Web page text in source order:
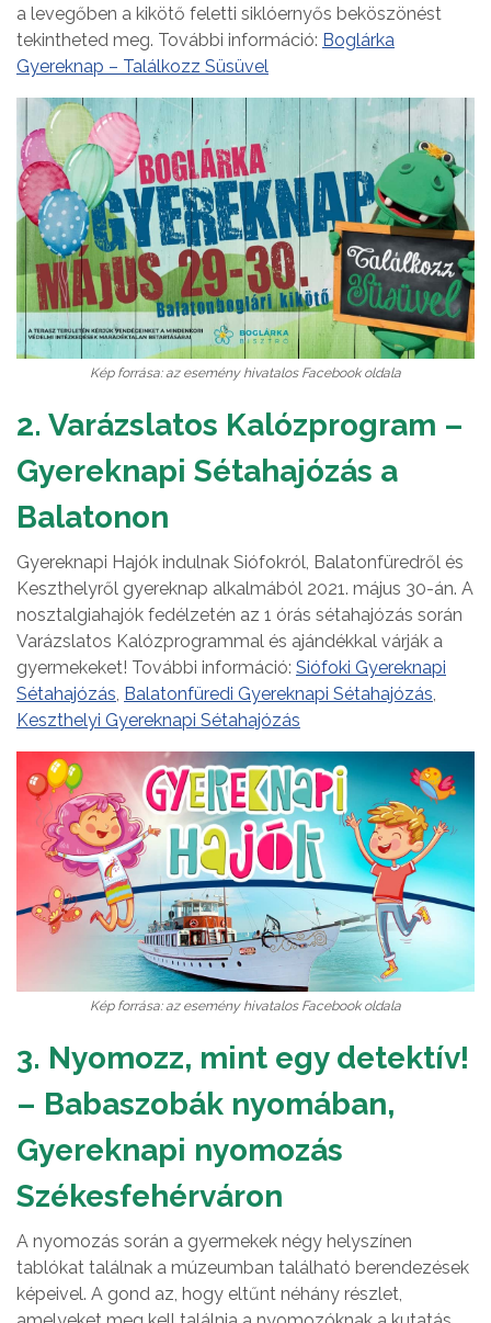
a levegőben a kikötő feletti siklóernyős beköszönést
tekintheted meg. További információ: Boglárka
Gyereknap – Találkozz Süsüvel
Kép forrása: az esemény hivatalos Facebook oldala
2. Varázslatos Kalózprogram –
Gyereknapi Sétahajózás a
Balatonon
Gyereknapi Hajók indulnak Siófokról, Balatonfüredről és
Keszthelyről gyereknap alkalmából 2021. május 30-án. A
nosztalgiahajók fedélzetén az 1 órás sétahajózás során
Varázslatos Kalózprogrammal és ajándékkal várják a
gyermekeket! További információ: Siófoki Gyereknapi
Sétahajózás, Balatonfüredi Gyereknapi Sétahajózás,
Keszthelyi Gyereknapi Sétahajózás
Kép forrása: az esemény hivatalos Facebook oldala
3. Nyomozz, mint egy detektív!
– Babaszobák nyomában,
Gyereknapi nyomozás
Székesfehérváron
A nyomozás során a gyermekek négy helyszínen
tablókat találnak a múzeumban található berendezések
képeivel. A gond az, hogy eltűnt néhány részlet,